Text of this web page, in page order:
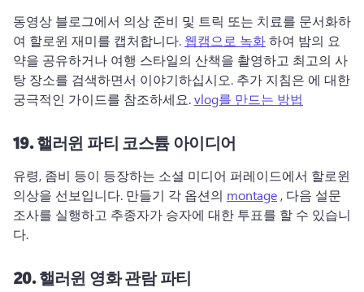
동영상 블로그에서 의상 준비 및 트릭 또는 치료를 문서화하
여 할로윈 재미를 캡처합니다. 웹캠으로 녹화 하여 밤의 요
약을 공유하거나 여행 스타일의 산책을 촬영하고 최고의 사
탕 장소를 검색하면서 이야기하십시오. 추가 지침은 에 대한
궁극적인 가이드를 참조하세요. vlog를 만드는 방법
19.핼러윈 파티 코스튬 아이디어
유령, 좀비 등이 등장하는 소셜 미디어 퍼레이드에서 할로윈
의상을 선보입니다. 만들기 각 옵션의 montage , 다음 설문
조사를 실행하고 추종자가 승자에 대한 투표를 할 수 있습니
다.
20.핼러윈 영화 관람 파티